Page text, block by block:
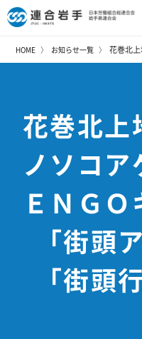
HOME お知らせ一覧 花巻北
花巻北
ノソコア
ＥＮＧ
「街頭
「街頭